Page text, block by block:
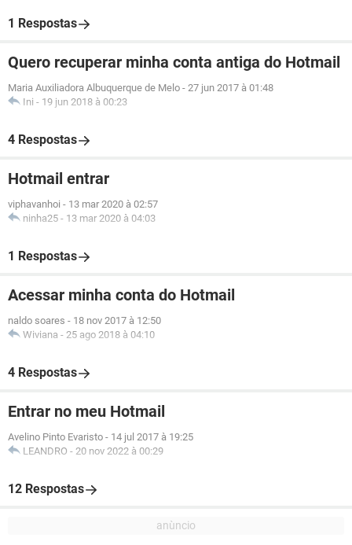
1 Respostas
Quero recuperar minha conta antiga do Hotmail
Maria Auxiliadora Albuquerque de Melo - 27 jun 2017 à 01:48
Ini - 19 jun 2018 à 00:23
4 Respostas
Hotmail entrar
viphavanhoi - 13 mar 2020 à 02:57
ninha25 - 13 mar 2020 à 04:03
1 Respostas
Acessar minha conta do Hotmail
naldo soares - 18 nov 2017 à 12:50
Wiviana - 25 ago 2018 à 04:10
4 Respostas
Entrar no meu Hotmail
Avelino Pinto Evaristo - 14 jul 2017 à 19:25
LEANDRO - 20 nov 2022 à 00:29
12 Respostas